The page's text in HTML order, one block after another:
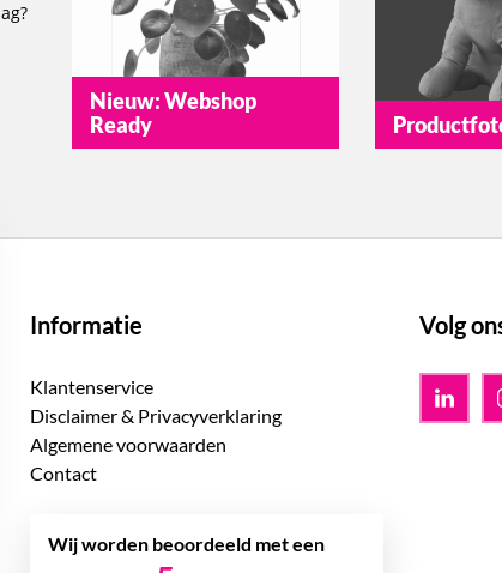
Nieuw: Webshop
Ready
Informatie
Klantenservice
Disclaimer & Privacyverklaring
Algemene voorwaarden
Contact
Wij worden beoordeeld met een
Volg